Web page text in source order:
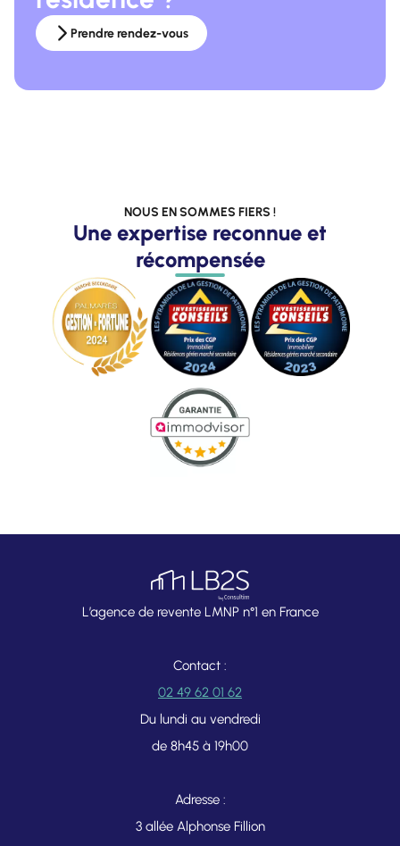
Prendre rendez-vous
NOUS EN SOMMES FIERS !
Une expertise reconnue et
récompensée
L’agence de revente LMNP n°1 en France
Contact :
02 49 62 01 62
Du lundi au vendredi
de 8h45 à 19h00
Adresse :
3 allée Alphonse Fillion